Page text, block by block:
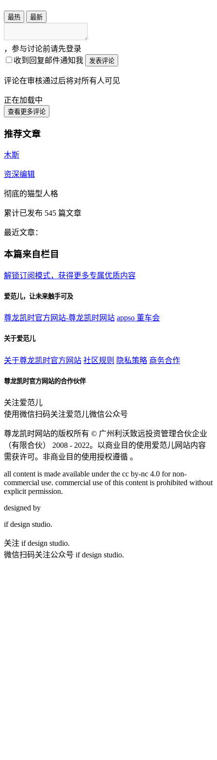
最热 最新
，参与讨论前请先登录
收到回复邮件通知我
发表评论
评论在审核通过后将对所有人可见
正在加载中
查看更多评论
推荐文章
木斯
资深编辑
彻底的猫型人格
累计已发布 545 篇文章
最近文章：
本篇来自栏目
解锁订阅模式，获得更多专属优质内容
爱范儿，让未来触手可及
尊龙凯时官方网站-尊龙凯时网站 appso 董车会
关于爱范儿
关于尊龙凯时官方网站 社区规则 隐私策略 商务合作
尊龙凯时官方网站的合作伙伴
关注爱范儿
使用微信扫码关注爱范儿微信公众号
尊龙凯时网站的版权所有 © 广州利沃致远投资管理合伙企业
（有限合伙）
2008 - 2022。以商业目的使用爱范儿网站内容
需获许可。非商业目的使用授权遵循 。
all content is made available under the cc by-nc 4.0 for non-
commercial use. commercial use of this content is prohibited without
explicit permission.
designed by
if design studio.
关注 if design studio.
微信扫码关注公众号 if design studio.